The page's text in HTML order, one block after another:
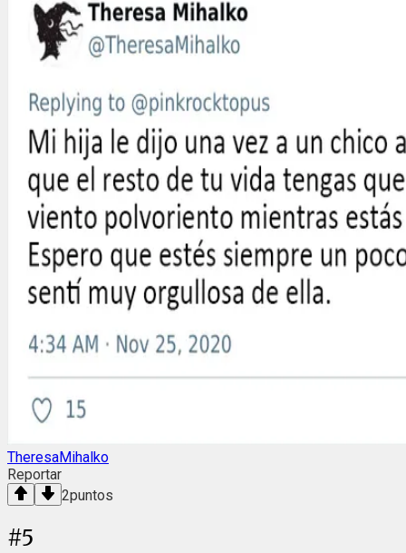
TheresaMihalko
Reportar
2puntos
#5